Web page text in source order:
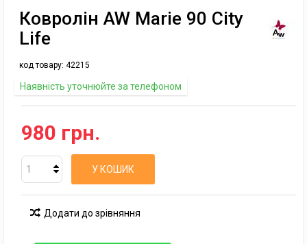
Ковролін AW Marie 90 City
Life
код товару: 42215
Наявність уточнюйте за телефоном
980 грн.
У КОШИК
Додати до зрівняння